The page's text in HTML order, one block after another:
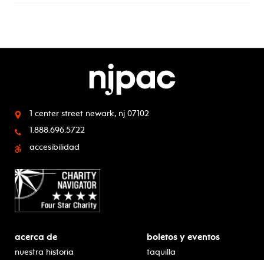
1 center street newark, nj 07102
1.888.696.5722
accesibilidad
acerca de
nuestra historia
boletos y eventos
taquilla